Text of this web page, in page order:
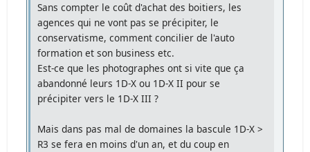
Sans compter le coût d'achat des boitiers, les
agences qui ne vont pas se précipiter, le
conservatisme, comment concilier de l'auto
formation et son business etc.
Est-ce que les photographes ont si vite que ça
abandonné leurs 1D-X ou 1D-X II pour se
précipiter vers le 1D-X III ?
Mais dans pas mal de domaines la bascule 1D-X >
R3 se fera en moins d'un an, et du coup en